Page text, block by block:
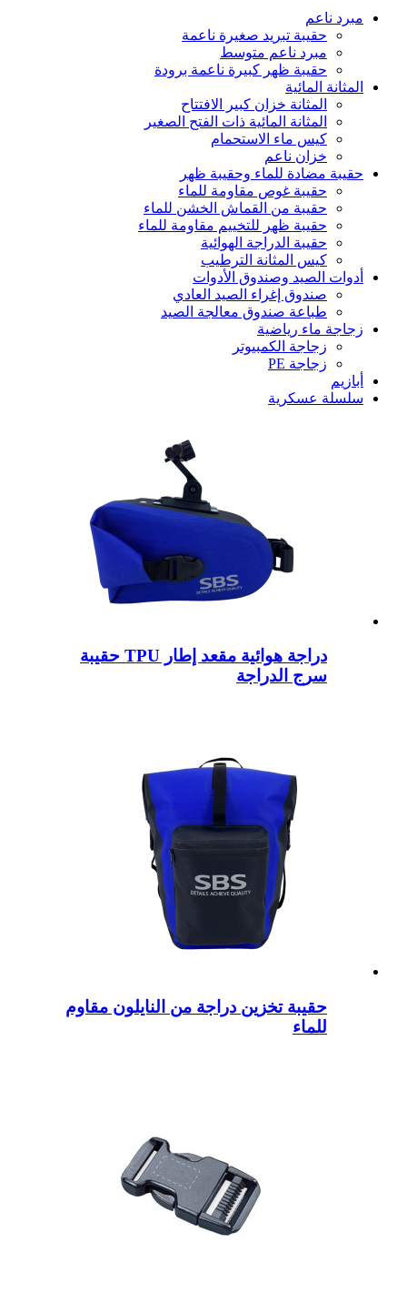
مبرد ناعم
حقيبة تبريد صغيرة ناعمة
مبرد ناعم متوسط
حقيبة ظهر كبيرة ناعمة برودة
المثانة المائية
المثانة خزان كبير الافتتاح
المثانة المائية ذات الفتح الصغير
كيس ماء الاستحمام
خزان ناعم
حقيبة مضادة للماء وحقيبة ظهر
حقيبة غوص مقاومة للماء
حقيبة من القماش الخشن للماء
حقيبة ظهر للتخييم مقاومة للماء
حقيبة الدراجة الهوائية
كيس المثانة الترطيب
أدوات الصيد وصندوق الأدوات
صندوق إغراء الصيد العادي
طباعة صندوق معالجة الصيد
زجاجة ماء رياضية
زجاجة الكمبيوتر
زجاجة PE
أبازيم
سلسلة عسكرية
دراجة هوائية مقعد إطار TPU حقيبة
سرج الدراجة
حقيبة تخزين دراجة من النايلون مقاوم
للماء